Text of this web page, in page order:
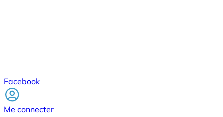
Facebook
Me connecter